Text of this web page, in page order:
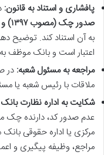
پافشاری و استناد به قانون:
صدور چک (مصوب ۱۳۹۷) و بخشنامه های بانک مرکزی
به آن استناد کند. توضیح
اعتبار است و بانک موظف
مراجعه به مسئول شعبه: در
ملاقات با رئیس شعبه یا
شکایت به اداره نظارت
عدم صدور کد، دارنده چک
مرکزی یا اداره حقوقی
مراجع، وظیفه پیگیری و